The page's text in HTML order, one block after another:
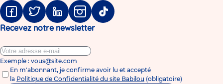
Facebook
TwitterLinkedinInstagram
Tiktok
Recevez notre newsletter
Exemple : vous@site.com
En m'abonnant, je confirme avoir lu et accepté
la Politique de Confidentialité du site Babilou (obligatoire)